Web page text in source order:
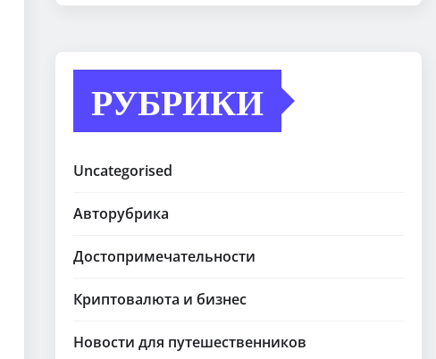
РУБРИКИ
Uncategorised
Авторубрика
Достопримечательности
Криптовалюта и бизнес
Новости для путешественников